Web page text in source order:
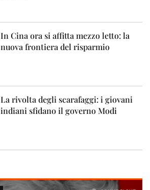
In Cina ora si affitta mezzo letto: la
nuova frontiera del risparmio
La rivolta degli scarafaggi: i giovani
indiani sfidano il governo Modi